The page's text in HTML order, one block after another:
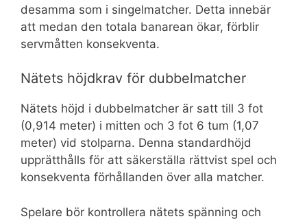
desamma som i singelmatcher. Detta innebär
att medan den totala banarean ökar, förblir
servmåtten konsekventa.
Nätets höjdkrav för dubbelmatcher
Nätets höjd i dubbelmatcher är satt till 3 fot
(0,914 meter) i mitten och 3 fot 6 tum (1,07
meter) vid stolparna. Denna standardhöjd
upprätthålls för att säkerställa rättvist spel och
konsekventa förhållanden över alla matcher.
Spelare bör kontrollera nätets spänning och